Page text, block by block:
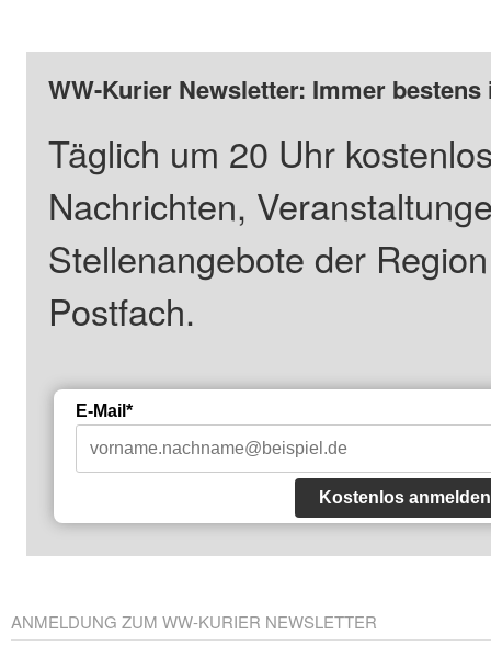
WW-Kurier Newsletter: Immer
Täglich um 20 Uhr
Nachrichten,
Stellenangebote der
Postfach.
E-Mail*
Kostenlos anmelden
ANMELDUNG ZUM WW-KURIER NEWSLETTER